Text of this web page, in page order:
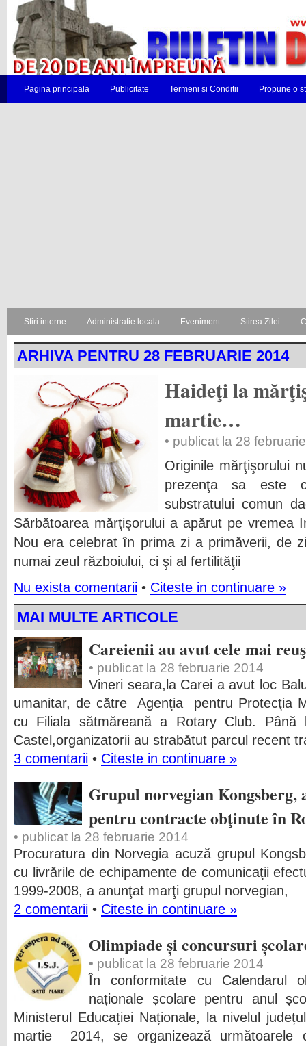
Pagina principala Publicitate Termeni si Conditii Propune o
Stiri interne Administratie locala Eveniment Stirea Zilei
ARHIVA PENTRU 28 FEBRUARIE 2014
Haideţi la
martie…
• publicat la 28
Originile mărţişorului
prezenţa sa este
substratului comun
Sărbătoarea mărţişorului a apărut pe vremea
Nou era celebrat în prima zi a primăverii, de
numai zeul războiului, ci şi al fertilităţii
Nu exista comentarii • Citeste in continuare »
MAI MULTE ARTICOLE
Careienii au avut cele mai
• publicat la 28 februarie 2014
Vineri seara,la Carei a avut loc
umanitar, de către Agenţia pentru Protecţia
cu Filiala sătmăreană a Rotary Club.
Castel,organizatorii au strabătut parcul recent
3 comentarii • Citeste in continuare »
Grupul norvegian Kongsberg,
pentru contracte obţinute în
• publicat la 28 februarie 2014
Procuratura din Norvegia acuză grupul
cu livrările de echipamente de comunicaţii
1999-2008, a anunţat marţi grupul norvegian,
2 comentarii • Citeste in continuare »
Olimpiade și concursuri
• publicat la 28 februarie 2014
În conformitate cu Calendarul
naționale școlare pentru anul
Ministerul Educației Naționale, la nivelul
martie 2014, se organizează următoarele